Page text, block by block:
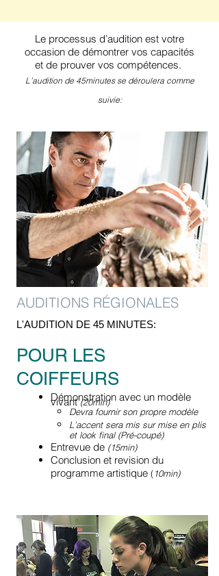
Le processus d’audition est votre
occasion de démontrer vos capacités
et de prouver vos compétences.
L’audition de 45minutes se déroulera comme
suivie:
AUDITIONS RÉGIONALES
L'AUDITION DE 45 MINUTES:
POUR LES
COIFFEURS
Démonstration avec un modèle
vivant(20min)
​Devra fournir son propre modèle
L’accent sera mis sur mise en plis
et look final (Pré-coupé)
Entrevue de (15min)
Conclusion et revision du
programme artistique(10min)